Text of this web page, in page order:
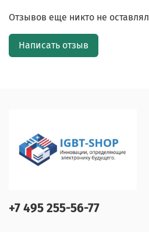
Отзывов еще никто не оставлял
Написать отзыв
+7 495 255-56-77